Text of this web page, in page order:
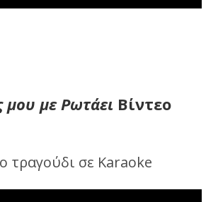
με Ρωτάει Βίντεο
τραγούδι σε Karaoke